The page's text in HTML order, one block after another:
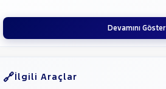
Devamını Göster
İlgili Araçlar